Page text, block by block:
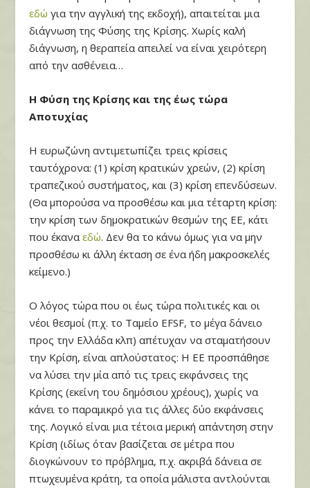
εδώ για την αγγλική της εκδοχή), απαιτείται μια
διάγνωση της Φύσης της Κρίσης. Χωρίς καλή
διάγνωση, η θεραπεία απειλεί να είναι χειρότερη
από την ασθένεια…
Η Φύση της Κρίσης και της έως τώρα
Αποτυχίας
Η ευρωζώνη αντιμετωπίζει τρεις κρίσεις
ταυτόχρονα: (1) κρίση κρατικών χρεών, (2) κρίση
τραπεζικού συστήματος, και (3) κρίση επενδύσεων.
(Θα μπορούσα να προσθέσω και μια τέταρτη κρίση:
την κρίση των δημοκρατικών θεσμών της ΕΕ, κάτι
που έκανα εδώ. Δεν θα το κάνω όμως για να μην
προσθέσω κι άλλη έκταση σε ένα ήδη μακροσκελές
κείμενο.)
Ο λόγος τώρα που οι έως τώρα πολιτικές και οι
νέοι θεσμοί (π.χ. το Ταμείο EFSF, το μέγα δάνειο
προς την Ελλάδα κλπ) απέτυχαν να σταματήσουν
την Κρίση, είναι απλούστατος: Η ΕΕ προσπάθησε
να λύσει την μία από τις τρεις εκφάνσεις της
Κρίσης (εκείνη του δημόσιου χρέους), χωρίς να
κάνει το παραμικρό για τις άλλες δύο εκφάνσεις
της. Λογικό είναι μια τέτοια μερική απάντηση στην
Κρίση (ιδίως όταν βασίζεται σε μέτρα που
διογκώνουν το πρόβλημα, π.χ. ακριβά δάνεια σε
πτωχευμένα κράτη, τα οποία μάλιστα αντλούνται